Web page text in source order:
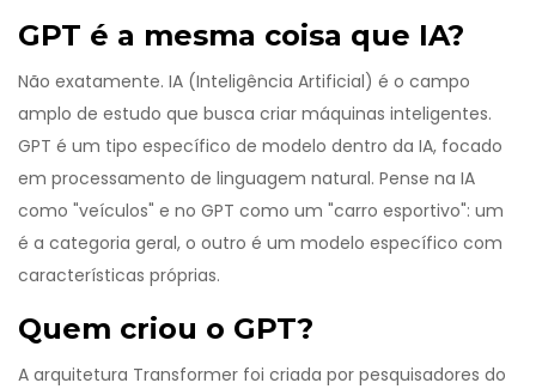
GPT é a mesma coisa que IA?
Não exatamente. IA (Inteligência Artificial) é o campo
amplo de estudo que busca criar máquinas inteligentes.
GPT é um tipo específico de modelo dentro da IA, focado
em processamento de linguagem natural. Pense na IA
como "veículos" e no GPT como um "carro esportivo": um
é a categoria geral, o outro é um modelo específico com
características próprias.
Quem criou o GPT?
A arquitetura Transformer foi criada por pesquisadores do